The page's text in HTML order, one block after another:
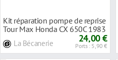
Kit réparation pompe de reprise
Tour Max Honda CX 650C 1983
La Bécanerie 24,00 €
Ports : 5,90 €